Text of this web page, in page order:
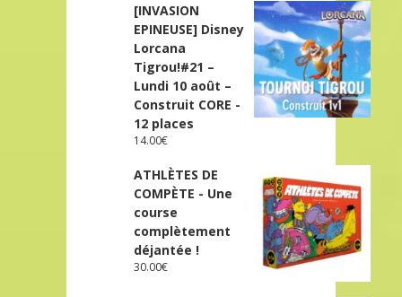
[INVASION
EPINEUSE] Disney
Lorcana
Tigrou!#21 –
Lundi 10 août –
Construit CORE -
12 places
14.00€
ATHLÈTES DE
COMPÈTE - Une
course
complètement
déjantée !
30.00€